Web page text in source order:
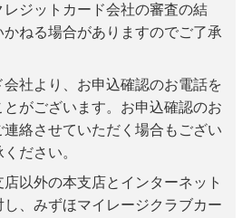
ジットカード会社の審査の結
ねる場合がありますのでご了承
会社より、お申込確認のお電話を
とがございます。お申込確認のお
絡させていただく場合もござい
ださい。
以外の本支店とインターネット
、みずほマイレージクラブカー